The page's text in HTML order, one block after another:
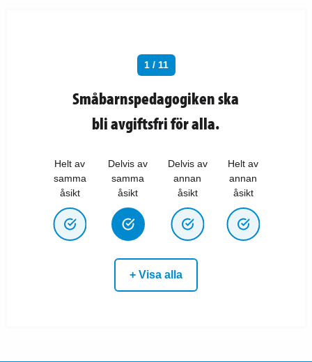
1 / 11
Småbarnspedagogiken ska
bli avgiftsfri för alla.
Helt av
samma
åsikt
Delvis av
samma
åsikt
Delvis av
annan
åsikt
Helt av
annan
åsikt
+ Visa alla